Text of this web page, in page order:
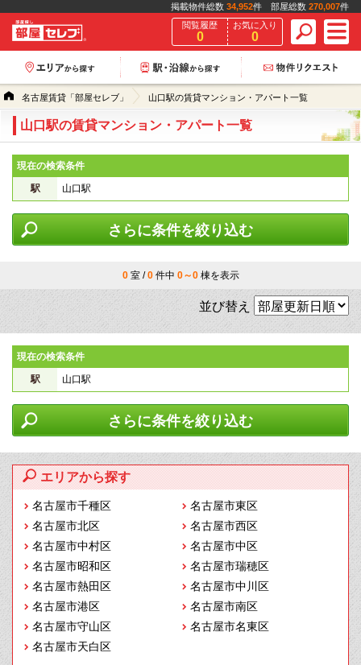
掲載物件総数 34,952件 部屋総数 270,007件
閲覧履歴
0
お気に入り
0
名古屋賃貸「部屋セレブ」 山口駅の賃貸マンション・アパート一覧
山口駅の賃貸マンション・アパート一覧
現在の検索条件
駅
山口駅
さらに条件を絞り込む
0室 /0件中 0～0棟を表示
並び替え
現在の検索条件
駅
山口駅
さらに条件を絞り込む
エリアから探す
名古屋市千種区
名古屋市東区
名古屋市北区
名古屋市西区
名古屋市中村区
名古屋市中区
名古屋市昭和区
名古屋市瑞穂区
名古屋市熱田区
名古屋市中川区
名古屋市港区
名古屋市南区
名古屋市守山区
名古屋市名東区
名古屋市天白区